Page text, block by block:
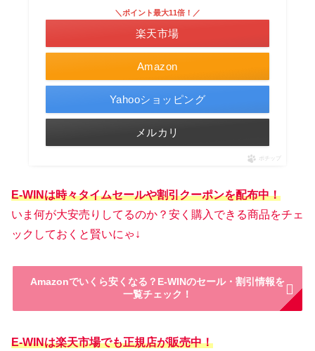
Amazon
＼ポイント最大11倍！／
楽天市場
Yahooショッピング
メルカリ
ポチップ
E-WINは時々タイムセールや割引クーポンを配布中！
いま何が大安売りしてるのか？安く購入できる商品をチェ
ックしておくと賢いにゃ↓
Amazonでいくら安くなる？E-WINのセール・割引情報を
一覧チェック！
E-WINは楽天市場でも正規店が販売中！